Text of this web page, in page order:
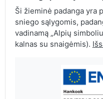
Ši žieminė padanga yra
sniego sąlygomis,
vadinamą „Alpių
kalnas su snaigėmis).